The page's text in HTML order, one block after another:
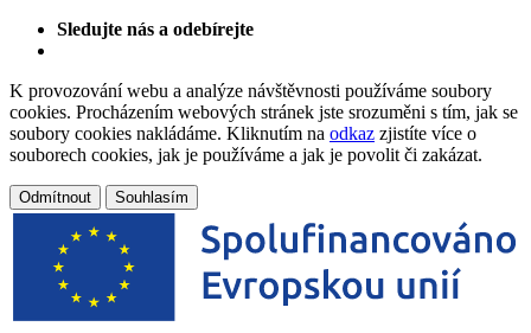
Sledujte nás a odebírejte
K provozování webu a analýze návštěvnosti používáme soubory
cookies. Procházením webových stránek jste srozuměni s tím, jak se
soubory cookies nakládáme. Kliknutím na odkaz zjistíte více o
souborech cookies, jak je používáme a jak je povolit či zakázat.
Odmítnout Souhlasím